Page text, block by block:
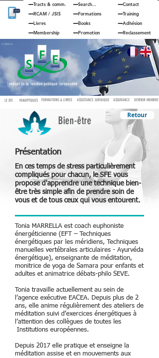
Tracts & comm.
RCAM / JSIS
Livres
Membership
Search...
Formations
Books
Promotion
Contact
Training
Adhésion
Reclassement
© JOUAN Cyril
Syndicat de laFonction publique Européenne
LE SFE PANOPTIQUES FORMATIONS & LIVRES ASSISTANCE JURIDIQUE ASSURANCE DEVENIR MEMBRE
Retour
Bien-être
Présentation
En ces temps de stress particulièrement
compliqués pour chacun, le SFE vous
propose d'apprendre une technique bien-
être très simple afin de prendre soin de
vous et de tous ceux qui vous entourent.
Tonia MARRELLA est coach euphoniste
énergéticienne (EFT – Techniques
énergétiques par les méridiens, Techniques
manuelles vertébrales articulaires - Ayurvéda
énergétique), enseignante de méditation,
monitrice de yoga de Samara pour enfants et
adultes et animatrice débats-philo SEVE.
Tonia travaille actuellement au sein de
l’agence exécutive EACEA. Depuis plus de 2
ans, elle anime régulièrement des ateliers de
méditation suivi d’exercices énergétiques à
l’attention des collègues de toutes les
Institutions européennes.
Depuis 2017 elle pratique et enseigne la
méditation assise et en mouvements aux